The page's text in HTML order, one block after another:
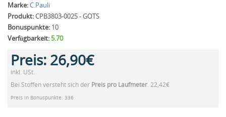
Marke:C.Pauli
Produkt:CPB3803-0025 - GOTS
Bonuspunkte: 10
Verfügbarkeit:5.70
Preis: 26,90€
inkl. USt.
Bei Stoffen versteht sich der Preis pro Laufmeter. 22,42€
Preis in Bonuspunkte: 336